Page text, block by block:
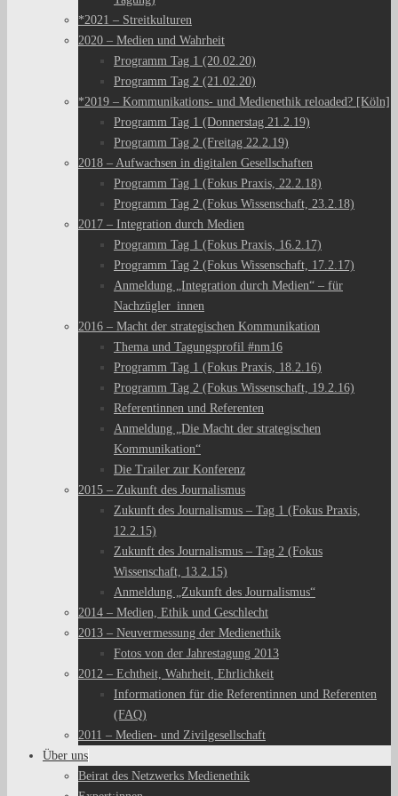
*2021 – Streitkulturen
2020 – Medien und Wahrheit
Programm Tag 1 (20.02.20)
Programm Tag 2 (21.02.20)
*2019 – Kommunikations- und Medienethik reloaded? [Köln]
Programm Tag 1 (Donnerstag 21.2.19)
Programm Tag 2 (Freitag 22.2.19)
2018 – Aufwachsen in digitalen Gesellschaften
Programm Tag 1 (Fokus Praxis, 22.2.18)
Programm Tag 2 (Fokus Wissenschaft, 23.2.18)
2017 – Integration durch Medien
Programm Tag 1 (Fokus Praxis, 16.2.17)
Programm Tag 2 (Fokus Wissenschaft, 17.2.17)
Anmeldung „Integration durch Medien“ – für
Nachzügler_innen
2016 – Macht der strategischen Kommunikation
Thema und Tagungsprofil #nm16
Programm Tag 1 (Fokus Praxis, 18.2.16)
Programm Tag 2 (Fokus Wissenschaft, 19.2.16)
Referentinnen und Referenten
Anmeldung „Die Macht der strategischen
Kommunikation“
Die Trailer zur Konferenz
2015 – Zukunft des Journalismus
Zukunft des Journalismus – Tag 1 (Fokus Praxis,
12.2.15)
Zukunft des Journalismus – Tag 2 (Fokus
Wissenschaft, 13.2.15)
Anmeldung „Zukunft des Journalismus“
2014 – Medien, Ethik und Geschlecht
2013 – Neuvermessung der Medienethik
Fotos von der Jahrestagung 2013
2012 – Echtheit, Wahrheit, Ehrlichkeit
Informationen für die Referentinnen und Referenten
(FAQ)
2011 – Medien- und Zivilgesellschaft
Über uns
Beirat des Netzwerks Medienethik